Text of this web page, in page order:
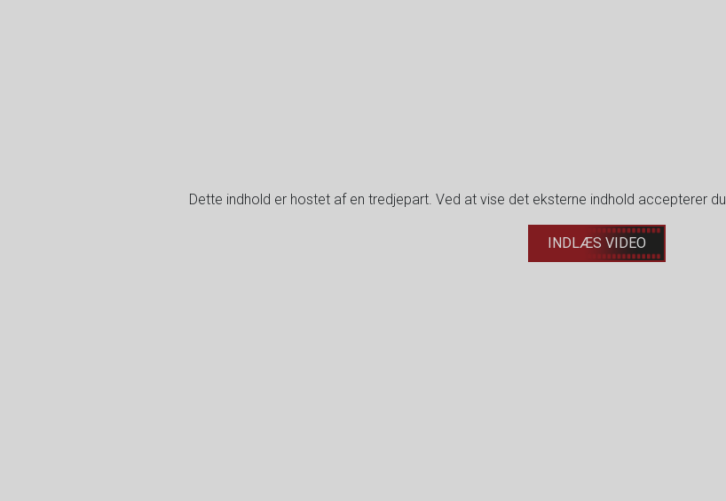
Dette indhold er hostet af en tredjepart. Ved at vise det eksterne indhold accepterer du
INDLÆS VIDEO